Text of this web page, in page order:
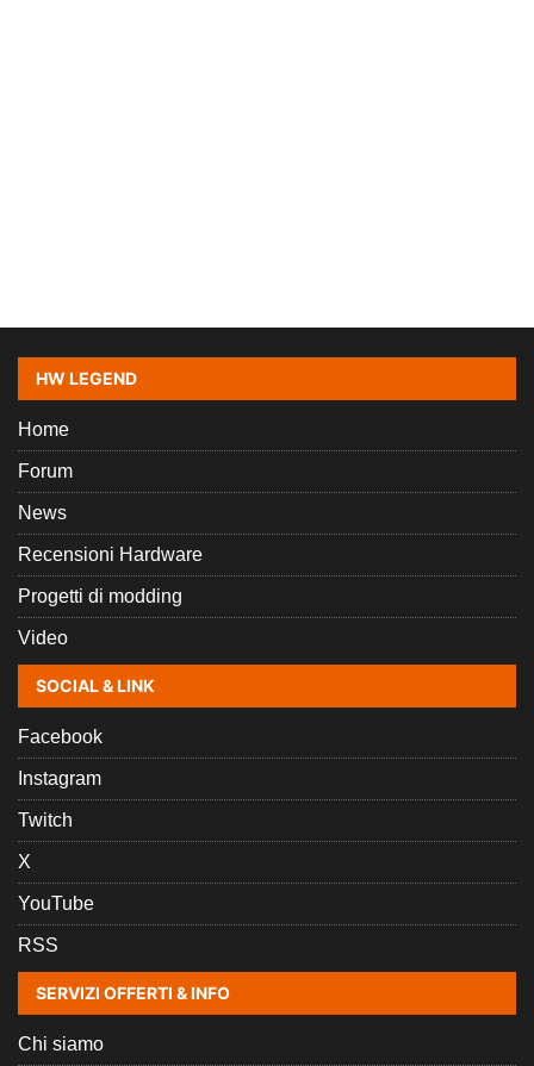
HW LEGEND
Home
Forum
News
Recensioni Hardware
Progetti di modding
Video
SOCIAL & LINK
Facebook
Instagram
Twitch
X
YouTube
RSS
SERVIZI OFFERTI & INFO
Chi siamo